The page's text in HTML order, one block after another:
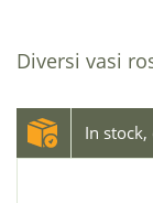
Diversi vasi
In stock,